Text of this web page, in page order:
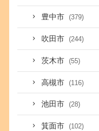
豊中市 (379)
吹田市 (244)
茨木市 (55)
高槻市 (116)
池田市 (28)
箕面市 (102)